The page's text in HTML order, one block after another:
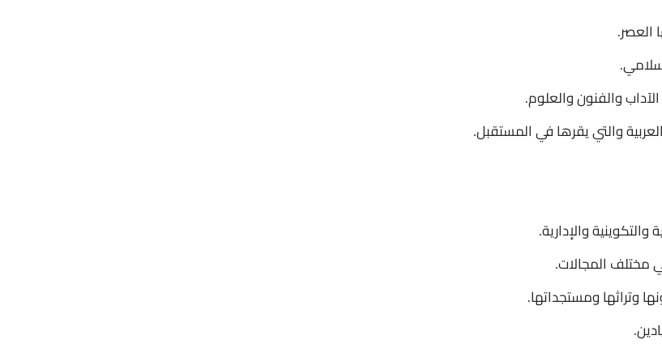
العصر.
والفنون والعلوم.
والتي يقرها في المستقبل.
والإدارية.
المجالات.
وتراثها ومستجداتها.